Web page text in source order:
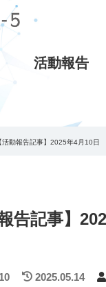
活動報告
活動報告記事】2025年4月10日
告記事】
2025.05.14